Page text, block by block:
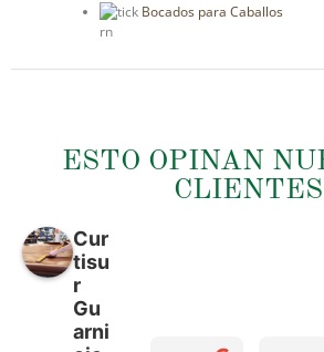
Bocados para Caballos
rn
ESTO OPINAN
CLIENTES
Cur
tisu
r
Gu
arni